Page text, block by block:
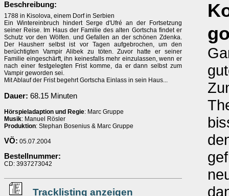
Beschreibung:
1788 in Kisolova, einem Dorf in Serbien
Ein Wintereinbruch hindert Serge d'Ufré an der Fortsetzung
seiner Reise. Im Haus der Familie des alten Gortscha findet er
Schutz vor den Wölfen. und Gefallen an der schönen Zdenka.
Der Hausherr selbst ist vor Tagen aufgebrochen, um den
berüchtigten Vampir Alibek zu töten. Zuvor hatte er seiner
Familie eingeschärft, ihn keinesfalls mehr einzulassen, wenn er
nach einer festgelegten Frist komme, da er dann selbst zum
Vampir geworden sei.
Mit Ablauf der Frist begehrt Gortscha Einlass in sein Haus...
Dauer: 68.15 Minuten
Hörspieladaption und Regie: Marc Gruppe
Musik: Manuel Rösler
Produktion: Stephan Bosenius & Marc Gruppe
VÖ: 05.07.2004
Bestellnummer:
CD: 3937273042
Tracklisting anzeigen